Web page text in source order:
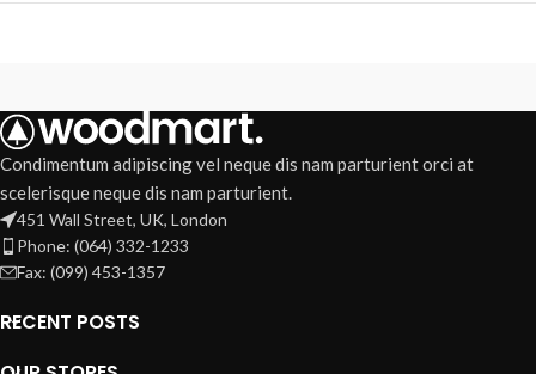
Condimentum adipiscing vel neque dis nam parturient orci at
scelerisque neque dis nam parturient.
451 Wall Street, UK, London
Phone: (064) 332-1233
Fax: (099) 453-1357
RECENT POSTS